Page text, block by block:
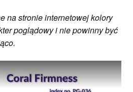
na stronie internetowej kolory
poglądowy i nie powinny być